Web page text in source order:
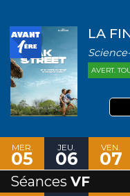
LA
AVERT.
MER.
05
JEU.
06
VEN.
07
Séances VF